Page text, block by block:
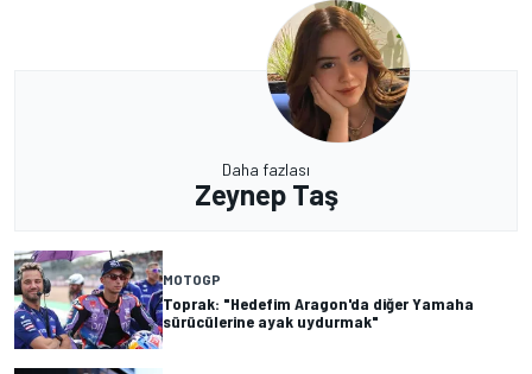
Daha fazlası
Zeynep Taş
MOTOGP
Toprak: "Hedefim Aragon'da diğer Yamaha
sürücülerine ayak uydurmak"